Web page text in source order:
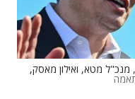
מנכ"ל מטא, ואילון מאסק,